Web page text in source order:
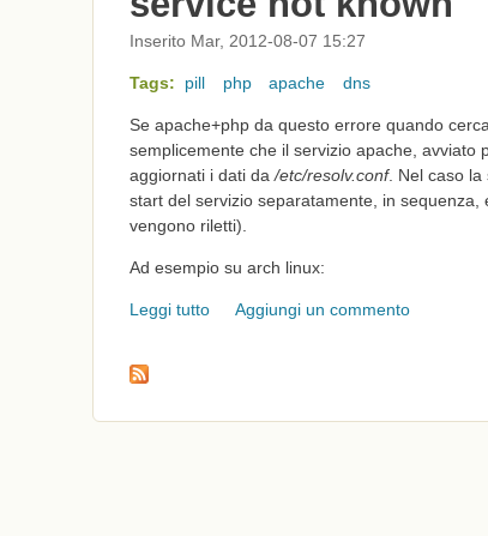
Inserito Mar, 2012-08-07 15:27
Tags: pill php apache dns
Se apache+php da questo errore quando
semplicemente che il servizio apache, avviato
aggiornati i dati da/etc/resolv.conf. Nel caso
start del servizio separatamente, in
vengono riletti).
Ad esempio su arch linux:
Leggi tutto su php_network_getaddresses:
Aggiungi un commento